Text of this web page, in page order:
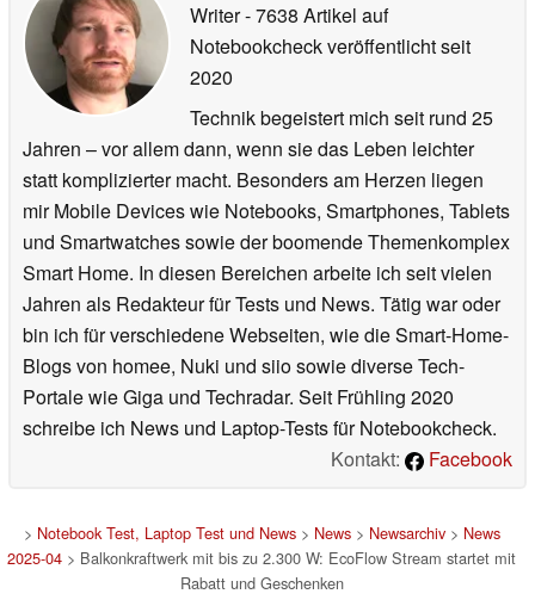
Writer- 7638 Artikel auf
Notebookcheck veröffentlichtseit
2020
Technik begeistert mich seit rund 25
Jahren – vor allem dann, wenn sie das Leben leichter
statt komplizierter macht. Besonders am Herzen liegen
mir Mobile Devices wie Notebooks, Smartphones, Tablets
und Smartwatches sowie der boomende Themenkomplex
Smart Home. In diesen Bereichen arbeite ich seit vielen
Jahren als Redakteur für Tests und News. Tätig war oder
bin ich für verschiedene Webseiten, wie die Smart-Home-
Blogs von homee, Nuki und siio sowie diverse Tech-
Portale wie Giga und Techradar. Seit Frühling 2020
schreibe ich News und Laptop-Tests für Notebookcheck.
Kontakt:
Facebook
> Notebook Test, Laptop Test und News> News> Newsarchiv> News
2025-04 > Balkonkraftwerk mit bis zu 2.300 W: EcoFlow Stream startet mit
Rabatt und Geschenken